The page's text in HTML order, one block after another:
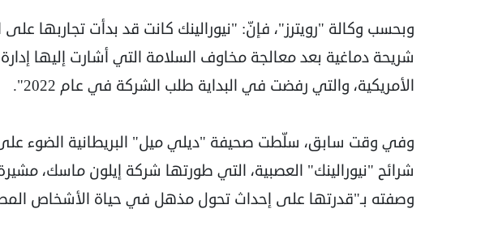
شريحة دماغية بعد معالجة مخاوف السلامة التي أشارت إليها إدارة
الأمريكية، والتي رفضت في البداية طلب الشركة في عام 2022".
وفي وقت سابق، سلّطت صحيفة "ديلي ميل" البريطانية الضوء
شرائح "نيورالينك" العصبية، التي طورتها شركة إيلون ماسك،
وصفته بـ"قدرتها على إحداث تحول مذهل في حياة الأشخاص